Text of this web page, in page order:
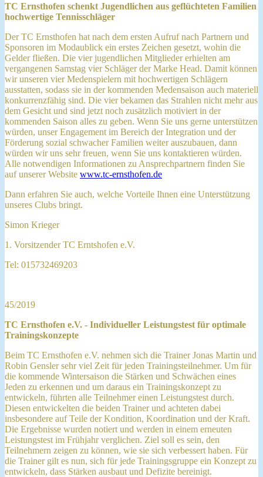
TC Ernsthofen schenkt Jugendlichen aus geflüchteten Familien
hochwertige Tennisschläger
Der TC Ernsthofen hat nach dem ersten Aufruf nach Partnern und
Sponsoren im Modaublick ein erstes Zeichen gesetzt, wohin die
Gelder fließen. Die vier jugendlichen Mitglieder erhielten am
vergangenen Samstag vier Schläger der Marke Head. Damit können
wir unseren vier Medenspielern mit hochwertigen Schlägern
ausstatten, sodass sie in der kommenden Medensaison auch materiell
konkurrenzfähig sind. Die vier bekamen das Strahlen nicht mehr aus
dem Gesicht und sind jetzt noch zusätzlich motiviert in der
kommenden Saison alles zu geben. Wenn Sie uns gerne unterstützen
würden, unser Engagement im Bereich der Integration und der
Förderung sozial schwacher Familien weiter auszubauen, dann
würden wir uns sehr freuen, wenn Sie uns kontaktieren würden.
Alle notwendigen Informationen zu Ansprechpartnern finden Sie
auf unserer Website www.tc-ernsthofen.de
Dann erfahren Sie auch, welche Vorteile Ihnen eine Unterstützung
unseres Clubs bringt.
Simon Krieger
1. Vorsitzender TC Erntshofen e.V.
Tel: 015732469203
45/2019
TC Ernsthofen e.V. - Individueller Leistungstest für optimale
Trainingskonzepte
Beim TC Ernsthofen e.V. nehmen sich die Trainer Jonas Martin und
Robin Gensler sehr viel Zeit für jeden Trainingsteilnehmer. Um für
die kommende Wintersaison die Stärken und Schwächen eines
Jeden zu erkennen und um daraus ein Trainingskonzept zu
entwickeln, führten alle Teilnehmer einen Leistungstest durch.
Diesen entwickelten die beiden Trainer und achteten dabei
insbesondere auf Teile der Kondition, Koordination und der Kraft.
Die Ergebnisse wurden notiert und werden in einem erneuten
Leistungstest im Frühjahr verglichen. Ziel soll es sein, den
Teilnehmern zeigen zu können, wie sie sich verbessert haben. Für
die Trainer gilt es nun, sich für jede Trainingsgruppe ein Konzept zu
entwickeln, dass Stärken ausbaut und Defizite bereinigt.